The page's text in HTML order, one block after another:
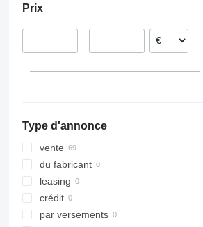
Smaragd
VariDiamant
Zirkon
Prix
–
Type d'annonce
vente
du fabricant
leasing
crédit
par versements